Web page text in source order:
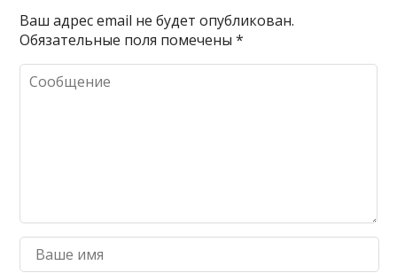
Ваш адрес email не будет опубликован.
Обязательные поля помечены*